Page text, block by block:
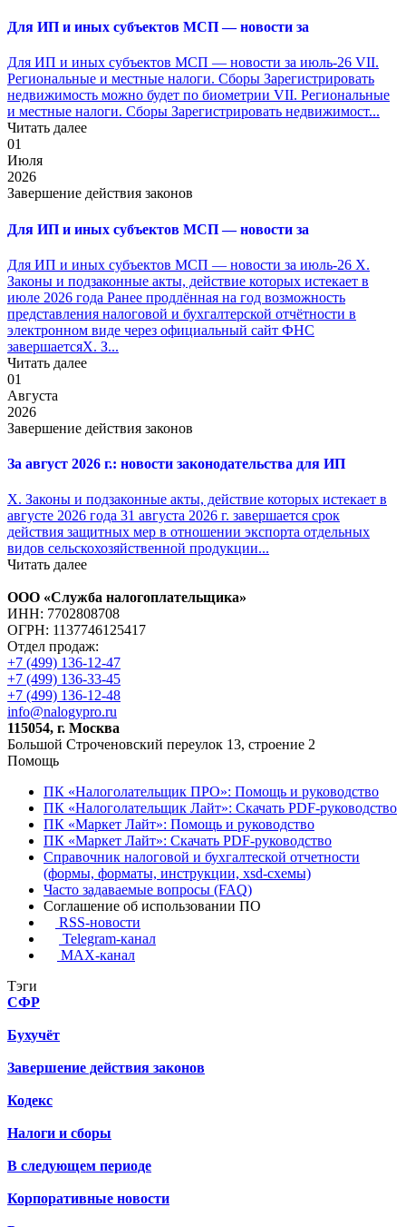
Для ИП и иных субъектов МСП — новости за
Для ИП и иных субъектов МСП — новости за июль-26 VII.
Региональные и местные налоги. Сборы Зарегистрировать
недвижимость можно будет по биометрии VII. Региональные
и местные налоги. Сборы Зарегистрировать недвижимост...
Читать далее
01
Июля
2026
Завершение действия законов
Для ИП и иных субъектов МСП — новости за
Для ИП и иных субъектов МСП — новости за июль-26 X.
Законы и подзаконные акты, действие которых истекает в
июле 2026 года Ранее продлённая на год возможность
представления налоговой и бухгалтерской отчётности в
электронном виде через официальный сайт ФНС
завершаетсяX. З...
Читать далее
01
Августа
2026
Завершение действия законов
За август 2026 г.: новости законодательства для ИП
X. Законы и подзаконные акты, действие которых истекает в
августе 2026 года 31 августа 2026 г. завершается срок
действия защитных мер в отношении экспорта отдельных
видов сельскохозяйственной продукции...
Читать далее
ООО «Служба налогоплательщика»
ИНН: 7702808708
ОГРН: 1137746125417
Отдел продаж:
+7 (499) 136-12-47
+7 (499) 136-33-45
+7 (499) 136-12-48
info@nalogypro.ru
115054, г. Москва
Большой Строченовский переулок 13, строение 2
Помощь
ПК «Налоголательщик ПРО»: Помощь и руководство
ПК «Налоголательщик Лайт»: Скачать PDF-руководство
ПК «Маркет Лайт»: Помощь и руководство
ПК «Маркет Лайт»: Скачать PDF-руководство
Справочник налоговой и бухгалтеской отчетности
(формы, форматы, инструкции, xsd-схемы)
Часто задаваемые вопросы (FAQ)
Соглашение об использовании ПО
RSS-новости
Telegram-канал
MAX-канал
Тэги
СФР
Бухучёт
Завершение действия законов
Кодекс
Налоги и сборы
В следующем периоде
Корпоративные новости